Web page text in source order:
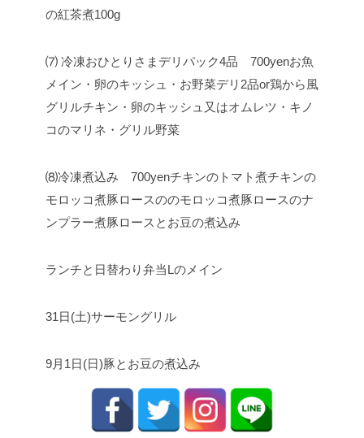
の紅茶煮100g
⑺ 冷凍おひとりさまデリパック4品 700yenお魚
メイン・卵のキッシュ・お野菜デリ2品or鶏から風
グリルチキン・卵のキッシュ又はオムレツ・キノ
コのマリネ・グリル野菜
⑻冷凍煮込み 700yenチキンのトマト煮チキンの
モロッコ煮豚ロースののモロッコ煮豚ロースのナ
ンプラー煮豚ロースとお豆の煮込み
ランチと日替わり弁当Lの メイン
31日(土)サーモングリル
9月1日(日)豚とお豆の煮込み